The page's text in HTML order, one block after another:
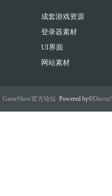
成套游戏资源
登录器素材
UI界面
网站素材
GameShow官方论坛 Powered by©Discuz!